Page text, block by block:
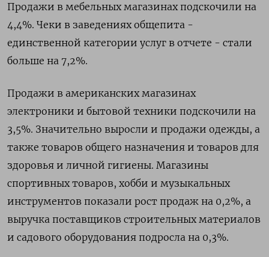
Продажи в мебельных магазинах подскочили на
4,4%. Чеки в заведениях общепита -
единственной категории услуг в отчете - стали
больше на 7,2%.
Продажи в американских магазинах
электроники и бытовой техники подскочили на
3,5%. Значительно выросли и продажи одежды, а
также товаров общего назначения и товаров для
здоровья и личной гигиены. Магазины
спортивных товаров, хобби и музыкальных
инструментов показали рост продаж на 0,2%, а
выручка поставщиков строительных материалов
и садового оборудования подросла на 0,3%.